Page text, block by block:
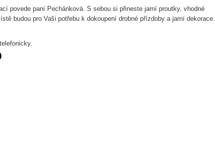
povede paní Pechánková. S sebou si přineste jarní proutky, vhodné
budou pro Vaši potřebu k dokoupení drobné přízdoby a jarní dekorace.